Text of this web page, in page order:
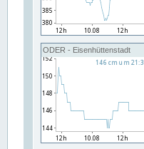
ODER - Eisenhüttenstadt